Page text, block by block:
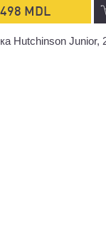
498 MDL
Hutchinson Junior,